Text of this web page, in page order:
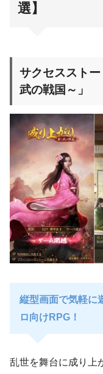
選】
サクセススト
武の戦国～」
縦型画面で気軽に
ロ向けRPG！
乱世を舞台に成り上